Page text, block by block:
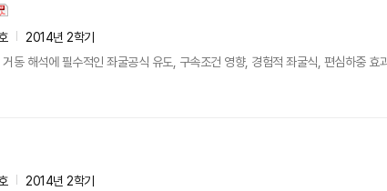
2014년 2학기
동 해석에 필수적인 좌굴공식 유도, 구속조건 영향, 경험적 좌굴식, 편심하중 효
2014년 2학기